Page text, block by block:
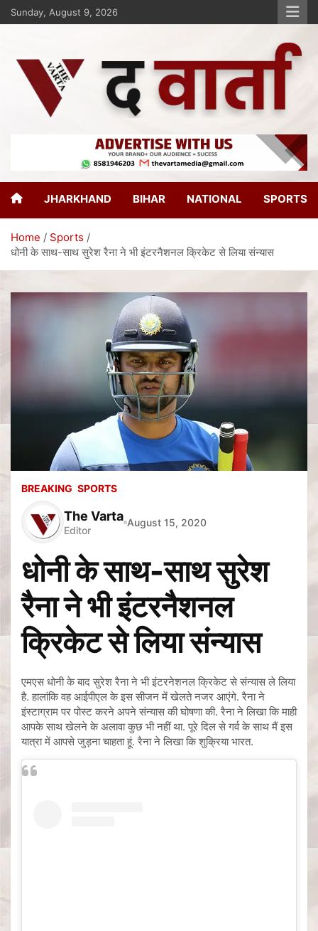
Sunday, August 9, 2026
The Varta
JHARKHAND BIHAR NATIONAL SPORTS
Home
Sports
धोनी के साथ-साथ सुरेश रैना ने भी इंटरनैशनल क्रिकेट से लिया संन्‍यास
BREAKING SPORTS
The Varta
Editor
August 15, 2020
धोनी के साथ-साथ सुरेश
रैना ने भी इंटरनैशनल
क्रिकेट से लिया संन्‍यास
एमएस धोनी के बाद सुरेश रैना ने भी इंटरनेशनल क्रिकेट से संन्‍यास ले लिया
है. हालांकि वह आईपीएल के इस सीजन में खेलते नजर आएंगे. रैना ने
इंस्‍टाग्राम पर पोस्‍ट करने अपने संन्‍यास की घोषणा की. रैना ने लिखा कि माही
आपके साथ खेलने के अलावा कुछ भी नहीं था. पूरे दिल से गर्व के साथ मैं इस
यात्रा में आपसे जुड़ना चाहता हूं. रैना ने लिखा कि शुक्रिया भारत.